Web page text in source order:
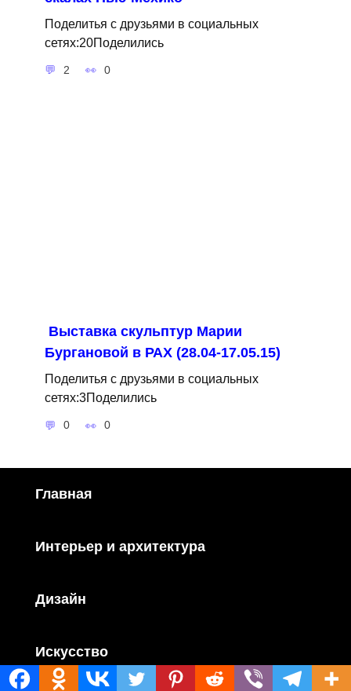
Поделитья с друзьями в социальных
сетях:20Поделились
2 0
Выставка скульптур Марии
Бургановой в РАХ (28.04-17.05.15)
Поделитья с друзьями в социальных
сетях:3Поделились
0 0
Главная
Интерьер и архитектура
Дизайн
Искусство